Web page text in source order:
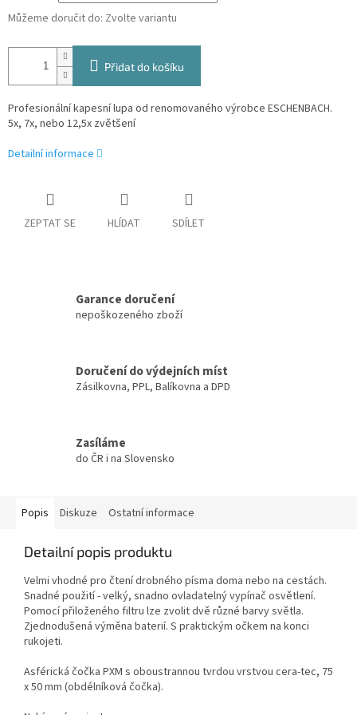
Můžeme doručit do: Zvolte variantu
Přidat do košíku
Profesionální kapesní lupa od renomovaného výrobce ESCHENBACH.
5x, 7x, nebo 12,5x zvětšení
Detailní informace
ZEPTAT SE HLÍDAT SDÍLET
Garance doručení
nepoškozeného zboží
Doručení do výdejních míst
Zásilkovna, PPL, Balíkovna a DPD
Zasíláme
do ČR i na Slovensko
Popis Diskuze Ostatní informace
Detailní popis produktu
Velmi vhodné pro čtení drobného písma doma nebo na cestách.
Snadné použití - velký, snadno ovladatelný vypínač osvětlení.
Pomocí přiloženého filtru lze zvolit dvě různé barvy světla.
Zjednodušená výměna baterií. S praktickým očkem na konci
rukojeti.
Asférická čočka PXM s oboustrannou tvrdou vrstvou cera-tec, 75
x 50 mm (obdélníková čočka).